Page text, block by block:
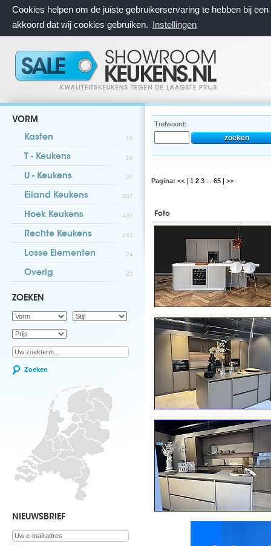
Cookies helpen om de juiste gebruikerservaring te hebben bij
akkoord dat wij cookies gebruiken. Instellingen
VORM
Kasten 10
T - Keukens 16
U - Keukens 37
Eiland Keukens 467
Hoek Keukens 437
Rechte Keukens 242
Losse Elementen 24
Overig 20
ZOEKEN
Zoeken
NIEUWSBRIEF
Trefwoord:
Pagina: << | 1 2 3 65 | >>
Foto